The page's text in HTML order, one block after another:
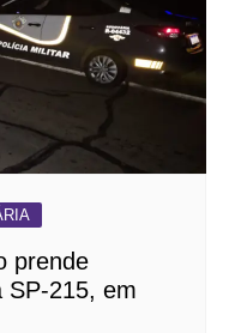
prende
SP-215, em